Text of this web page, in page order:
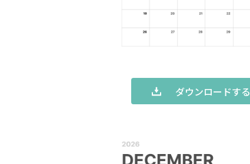
ダウンロードする